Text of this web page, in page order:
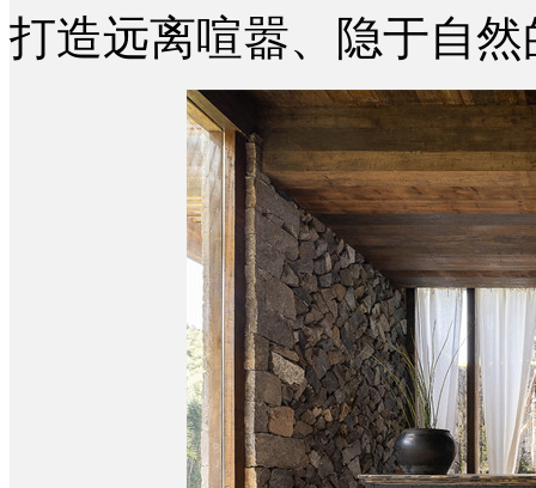
打造远离喧嚣、隐于自